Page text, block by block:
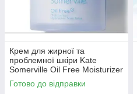
Крем для жирної та
проблемної шкіри Kate
Somerville Oil Free Moisturizer
50 ml
Готово до відправки